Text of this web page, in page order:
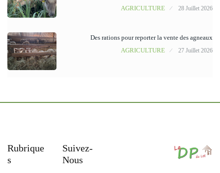
AGRICULTURE
28 Juillet 2026
Des rations pour reporter la vente des agneaux
AGRICULTURE
27 Juillet 2026
Rubrique
S
Suivez-
Nous